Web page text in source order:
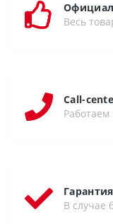
Весь
Call-
В случае